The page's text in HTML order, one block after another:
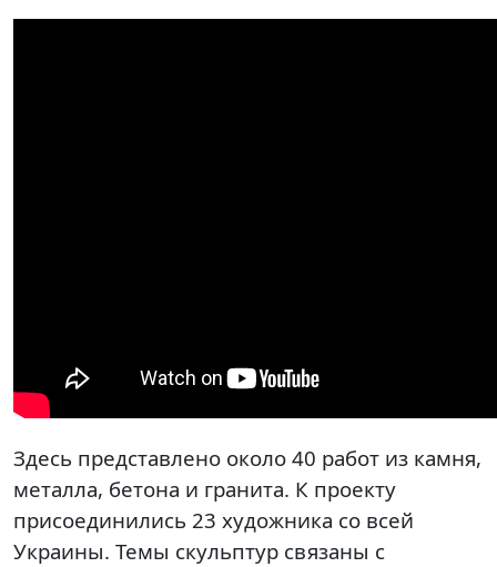
Здесь представлено около 40 работ из камня,
металла, бетона и гранита. К проекту
присоединились 23 художника со всей
Украины. Темы скульптур связаны с